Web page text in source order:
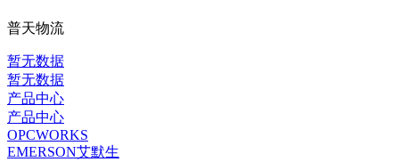
普天物流
暂无数据
暂无数据
产品中心
产品中心
OPCWORKS
EMERSON艾默生